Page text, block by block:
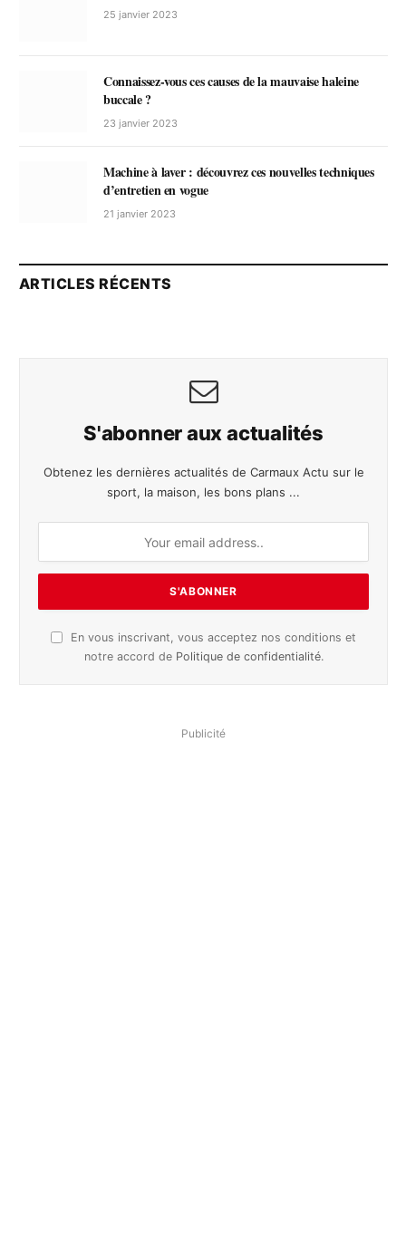
25 janvier 2023
Connaissez-vous ces causes de la mauvaise haleine
buccale ?
23 janvier 2023
Machine à laver : découvrez ces nouvelles techniques
d’entretien en vogue
21 janvier 2023
ARTICLES RÉCENTS
S'abonner aux actualités
Obtenez les dernières actualités de Carmaux Actu sur le
sport, la maison, les bons plans ...
En vous inscrivant, vous acceptez nos conditions et
notre accord de Politique de confidentialité.
Publicité